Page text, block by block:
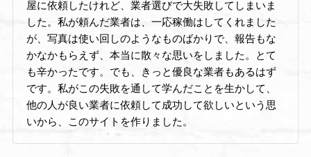
屋に依頼したけれど、業者選びで大失敗してしまいま
した。私が頼んだ業者は、一応稼働はしてくれました
が、写真は使い回しのようなものばかりで、報告もな
かなかもらえず、本当に散々な思いをしました。とて
も辛かったです。でも、きっと優良な業者もあるはず
です。私がこの失敗を通して学んだことを生かして、
他の人が良い業者に依頼して成功して欲しいという思
いから、このサイトを作りました。